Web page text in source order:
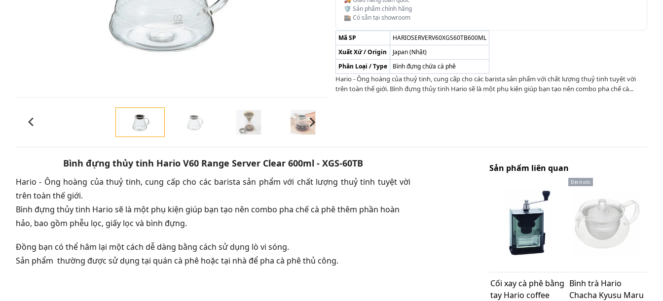
🛡️ Sản phẩm chính hãng
🏬 Có sẵn tại showroom
Mã SP
HARIOSERVERV60XGS60TB600ML
Xuất Xứ / Origin
Japan (Nhật)
Phân Loại / Type
Bình đựng chứa cà phê
Hario - Ông hoàng của thuỷ tinh, cung cấp cho các barista sản phẩm với chất lượng thuỷ tinh tuyệt vời
trên toàn thế giới. Bình đựng thủy tinh Hario sẽ là một phụ kiện giúp bạn tạo nên combo pha chế cà...
Bình đựng thủy tinh Hario V60 Range Server Clear 600ml - XGS-60TB
Hario - Ông hoàng của thuỷ tinh, cung cấp cho các barista sản phẩm với chất lượng thuỷ tinh tuyệt vời
trên toàn thế giới.
Bình đựng thủy tinh Hario sẽ là một phụ kiện giúp bạn tạo nên combo pha chế cà phê thêm phần hoàn
hảo, bao gồm phễu lọc, giấy lọc và bình đựng.
Đồng bạn có thể hâm lại một cách dễ dàng bằng cách sử dụng lò vi sóng.
Sản phẩm thường được sử dụng tại quán cà phê hoặc tại nhà để pha cà phê thủ công.
Sản phẩm liên quan
Cối xay cà phê bằng
tay Hario coffee
Đặt trước
Bình trà Hario
Chacha Kyusu Maru